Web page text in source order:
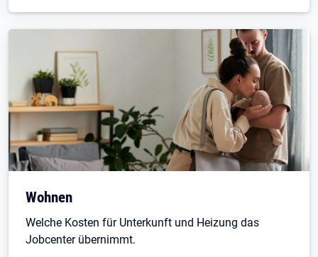
Wohnen
Welche Kosten für Unterkunft und Heizung das
Jobcenter übernimmt.